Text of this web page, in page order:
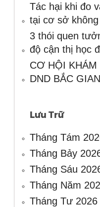
Tác hại khi đo
tại cơ sở
3 thói quen
độ cận thị học
CƠ HỘI
DND BẮC
Lưu Trữ
Tháng Tám
Tháng Bảy
Tháng Sáu
Tháng Năm
Tháng Tư 2026